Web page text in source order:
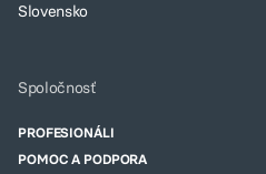
Slovensko
Spoločnosť
PROFESIONÁLI
POMOC A PODPORA